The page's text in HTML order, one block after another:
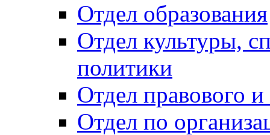
Отдел образования
Отдел культуры,
политики
Отдел правового
Отдел по